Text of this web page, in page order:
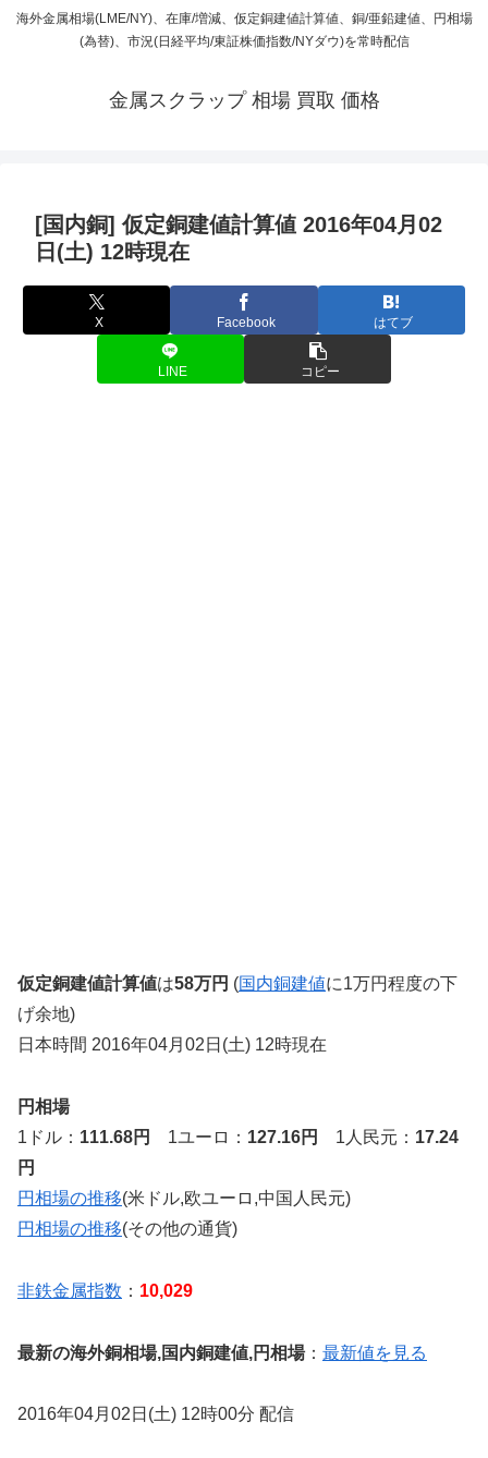
海外金属相場(LME/NY)、在庫/増減、仮定銅建値計算値、銅/亜鉛建値、円相場
(為替)、市況(日経平均/東証株価指数/NYダウ)を常時配信
金属スクラップ 相場 買取 価格
[国内銅] 仮定銅建値計算値 2016年04月02
日(土) 12時現在
X Facebook はてブ
LINE コピー
仮定銅建値計算値は58万円 (国内銅建値に1万円程度の下
げ余地)
日本時間 2016年04月02日(土) 12時現在
円相場
1ドル： 111.68円 1ユーロ： 127.16円 1人民元： 17.24
円
円相場の推移(米ドル,欧ユーロ,中国人民元)
円相場の推移(その他の通貨)
非鉄金属指数 ： 10,029
最新の海外銅相場,国内銅建値,円相場： 最新値を見る
2016年04月02日(土) 12時00分 配信